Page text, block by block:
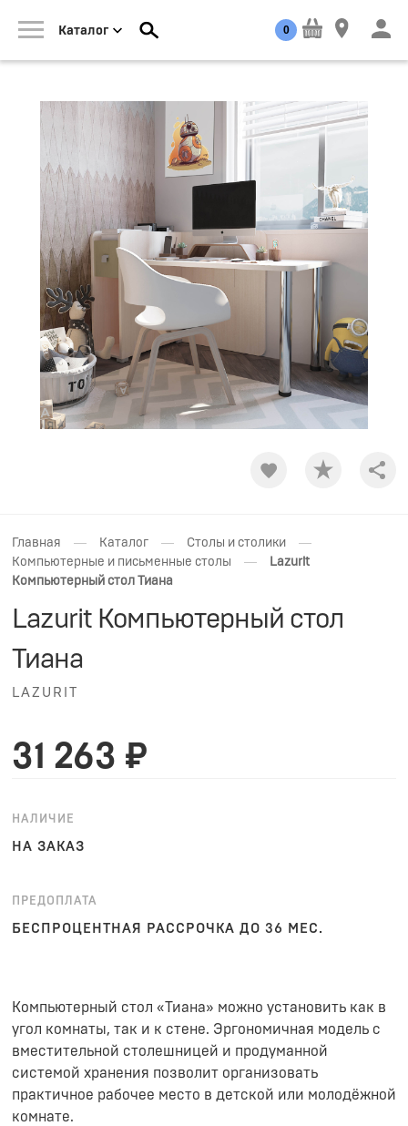
Каталог 0
Главная — Каталог — Столы и столики —
Компьютерные и письменные столы —
Lazurit
Компьютерный стол Тиана
Lazurit Компьютерный стол
Тиана
LAZURIT
31 263 ₽
НАЛИЧИЕ
НА ЗАКАЗ
ПРЕДОПЛАТА
БЕСПРОЦЕНТНАЯ РАССРОЧКА ДО 36 МЕС.
Компьютерный стол «Тиана» можно установить как в
угол комнаты, так и к стене. Эргономичная модель с
вместительной столешницей и продуманной
системой хранения позволит организовать
практичное рабочее место в детской или молодёжной
комнате.